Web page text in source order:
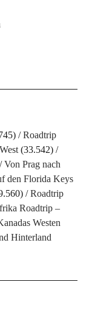
Roadtrip
(33.542)
Von Prag nach
den Florida Keys
Roadtrip
Roadtrip –
Westen
Hinterland